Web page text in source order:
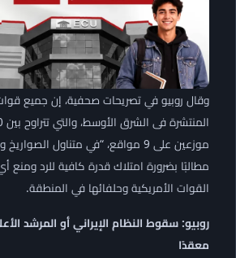
وقال روبيو في تصريحات صحفية، إن جميع قوات
موزعين على 9 مواقع، “في متناول
مطالبًا بضرورة امتلاك قدرة كافية للرد
القوات الأمريكية وحلفائها في المنطقة.
روبيو: سقوط النظام الإيراني أو المرشد
معقدًا